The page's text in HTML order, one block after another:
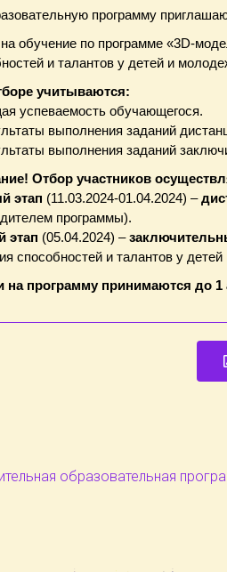
программу
обучение по программе «3D-
и талантов у детей и
учитываются:
успеваемость обучающегося.
выполнения заданий
выполнения заданий
Отбор участников
этап (11.03.2024-01.04.2024) –
программы).
этап (05.04.2024) –
способностей и талантов у
на программу принимаются до 1
образовательная